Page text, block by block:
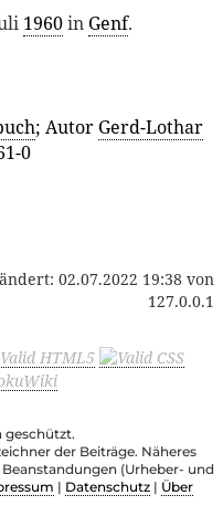
1960in Genf.
; Autor Gerd-Lothar
0
02.07.2022 19:38 von
127.0.0.1
geschützt.
der Beiträge. Näheres
(Urheber- und
| Datenschutz | Über